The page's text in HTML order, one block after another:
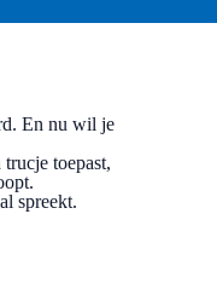
En nu wil je
toepast,
spreekt.